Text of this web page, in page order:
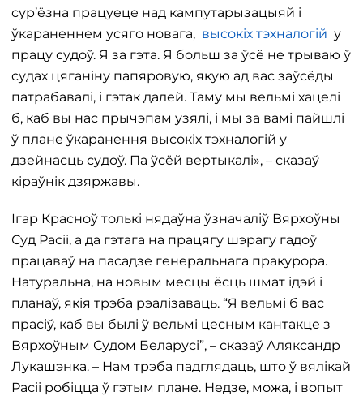
сур’ёзна працуеце над кампутарызацыяй і
ўкараненнем усяго новага, высокіх тэхналогій у
працу судоў. Я за гэта. Я больш за ўсё не трываю ў
судах цяганіну папяровую, якую ад вас заўсёды
патрабавалі, і гэтак далей. Таму мы вельмі хацелі
б, каб вы нас прычэпам узялі, і мы за вамі пайшлі
ў плане ўкаранення высокіх тэхналогій у
дзейнасць судоў. Па ўсёй вертыкалі», – сказаў
кіраўнік дзяржавы.
Ігар Красноў толькі нядаўна ўзначаліў Вярхоўны
Суд Расіі, а да гэтага на працягу шэрагу гадоў
працаваў на пасадзе генеральнага пракурора.
Натуральна, на новым месцы ёсць шмат ідэй і
планаў, якія трэба рэалізаваць. “Я вельмі б вас
прасіў, каб вы былі ў вельмі цесным кантакце з
Вярхоўным Судом Беларусі”, – сказаў Аляксандр
Лукашэнка. – Нам трэба падглядаць, што ў вялікай
Расіі робіцца ў гэтым плане. Недзе, можа, і вопыт